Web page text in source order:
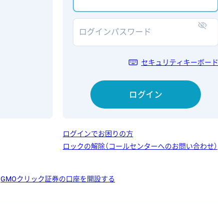
ログインパスワード
セキュリティキーボード
ログイン
ログインでお困りの方
ロックの解除（コールセンターへのお問い合わせ）
GMOクリック証券の口座を開設する